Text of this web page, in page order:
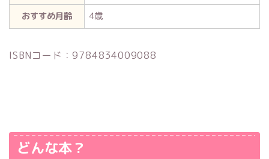
おすすめ月齢
4歳
ISBNコード：9784834009088
どんな本？